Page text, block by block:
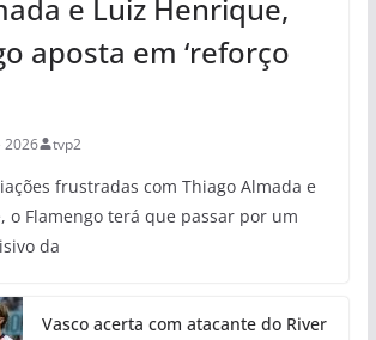
e Luiz Henrique,
aposta em ‘reforço
2026 tvp2
frustradas com Thiago Almada e
o Flamengo terá que passar por um
da
Vasco acerta com atacante do River